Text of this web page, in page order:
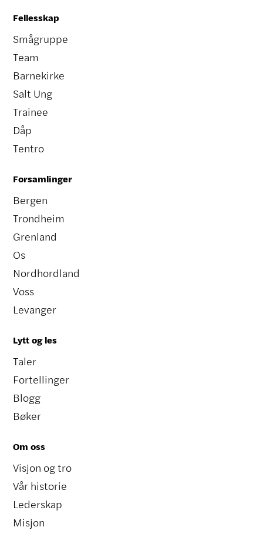
Fellesskap
Smågruppe
Team
Barnekirke
Salt Ung
Trainee
Dåp
Tentro
Forsamlinger
Bergen
Trondheim
Grenland
Os
Nordhordland
Voss
Levanger
Lytt og les
Taler
Fortellinger
Blogg
Bøker
Om oss
Visjon og tro
Vår historie
Lederskap
Misjon